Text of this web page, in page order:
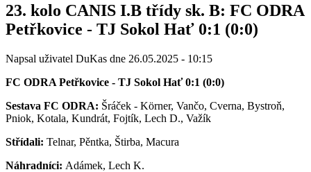
23. kolo CANIS I.B třídy sk. B: FC ODRA
Petřkovice - TJ Sokol Hať 0:1 (0:0)
Napsal uživatel DuKas dne 26.05.2025 - 10:15
FC ODRA Petřkovice - TJ Sokol Hať 0:1 (0:0)
Sestava FC ODRA: Šráček - Körner, Vančo, Cverna, Bystroň,
Pniok, Kotala, Kundrát, Fojtík, Lech D., Važík
Střídali: Telnar, Pěntka, Štirba, Macura
Náhradníci: Adámek, Lech K.